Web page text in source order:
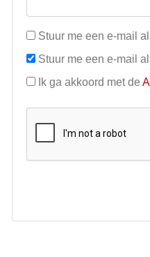
Stuur me een e-mail
Stuur me een e-mail
Ik ga akkoord met de